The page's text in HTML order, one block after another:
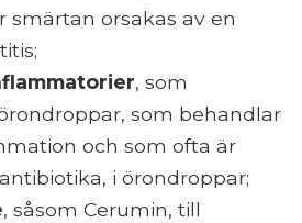
smärtan orsakas av en
, som
som behandlar
och som ofta är
i örondroppar;
, såsom Cerumin, till